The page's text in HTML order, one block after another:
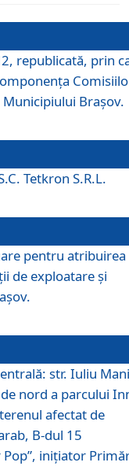
republicată, prin
Braşov.
Tetkron S.R.L.
pentru atribuirea
de exploatare şi
str. Iuliu
nord a parcului
afectat de
B-dul 15
Pop”, iniţiator